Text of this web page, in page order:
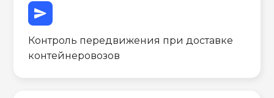
send
Контроль передвижения при доставке
контейнеровозов